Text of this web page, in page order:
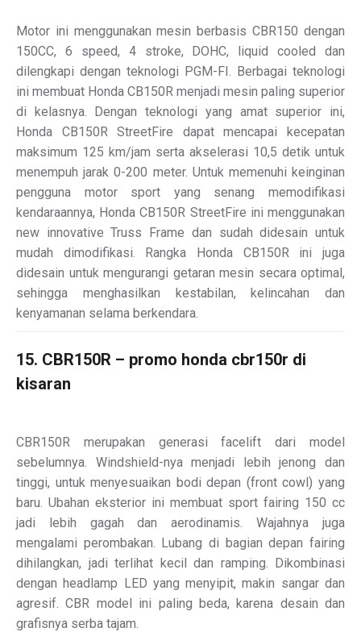
Motor ini menggunakan mesin berbasis CBR150 dengan
150CC, 6 speed, 4 stroke, DOHC, liquid cooled dan
dilengkapi dengan teknologi PGM-FI. Berbagai teknologi
ini membuat Honda CB150R menjadi mesin paling superior
di kelasnya. Dengan teknologi yang amat superior ini,
Honda CB150R StreetFire dapat mencapai kecepatan
maksimum 125 km/jam serta akselerasi 10,5 detik untuk
menempuh jarak 0-200 meter. Untuk memenuhi keinginan
pengguna motor sport yang senang memodifikasi
kendaraannya, Honda CB150R StreetFire ini menggunakan
new innovative Truss Frame dan sudah didesain untuk
mudah dimodifikasi. Rangka Honda CB150R ini juga
didesain untuk mengurangi getaran mesin secara optimal,
sehingga menghasilkan kestabilan, kelincahan dan
kenyamanan selama berkendara.
15. CBR150R – promo honda cbr150r di
kisaran
CBR150R merupakan generasi facelift dari model
sebelumnya. Windshield-nya menjadi lebih jenong dan
tinggi, untuk menyesuaikan bodi depan (front cowl) yang
baru. Ubahan eksterior ini membuat sport fairing 150 cc
jadi lebih gagah dan aerodinamis. Wajahnya juga
mengalami perombakan. Lubang di bagian depan fairing
dihilangkan, jadi terlihat kecil dan ramping. Dikombinasi
dengan headlamp LED yang menyipit, makin sangar dan
agresif. CBR model ini paling beda, karena desain dan
grafisnya serba tajam.